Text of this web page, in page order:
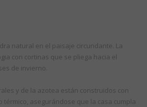
natural en el paisaje circundante. La
con cortinas que se pliega hacia el
de invierno.
y de la azotea están construidos con
térmico, asegurándose que la casa cumpla